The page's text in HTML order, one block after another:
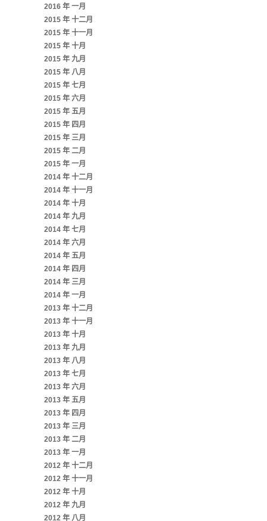
2016 年 一月
2015 年 十二月
2015 年 十一月
2015 年 十月
2015 年 九月
2015 年 八月
2015 年 七月
2015 年 六月
2015 年 五月
2015 年 四月
2015 年 三月
2015 年 二月
2015 年 一月
2014 年 十二月
2014 年 十一月
2014 年 十月
2014 年 九月
2014 年 七月
2014 年 六月
2014 年 五月
2014 年 四月
2014 年 三月
2014 年 一月
2013 年 十二月
2013 年 十一月
2013 年 十月
2013 年 九月
2013 年 八月
2013 年 七月
2013 年 六月
2013 年 五月
2013 年 四月
2013 年 三月
2013 年 二月
2013 年 一月
2012 年 十二月
2012 年 十一月
2012 年 十月
2012 年 九月
2012 年 八月